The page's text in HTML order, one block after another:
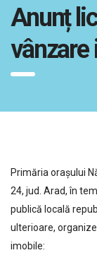
Anunț
vânzare
Primăria orașului
24, jud. Arad, în
publică locală
ulterioare,
imobile: